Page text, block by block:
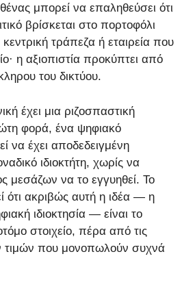
μπορεί να επαληθεύσει ότι
βρίσκεται στο πορτοφόλι
τράπεζα ή εταιρεία που
η αξιοπιστία προκύπτει από
του δικτύου.
έχει μια ριζοσπαστική
φορά, ένα ψηφιακό
να έχει αποδεδειγμένη
ιδιοκτήτη, χωρίς να
μεσάζων να το εγγυηθεί. Το
ότι ακριβώς αυτή η ιδέα — η
ιδιοκτησία — είναι το
στοιχείο, πέρα από τις
τιμών που μονοπωλούν συχνά